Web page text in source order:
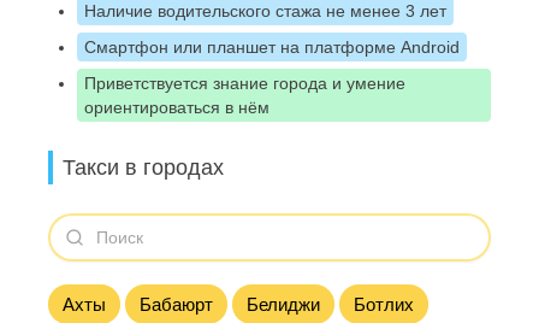
Наличие водительского стажа не менее 3 лет
Смартфон или планшет на платформе Android
Приветствуется знание города и умение
ориентироваться в нём
Такси в городах
Ахты Бабаюрт Белиджи Ботлих